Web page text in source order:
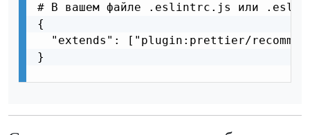
# В вашем файле .eslintrc.js или
{
"extends": ["plugin:prettier/
}